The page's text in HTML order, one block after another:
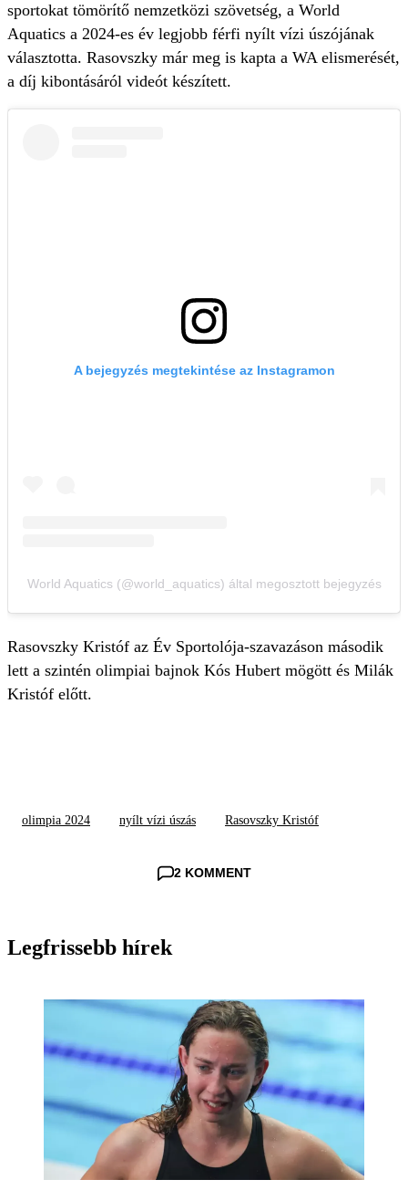
sportokat tömörítő nemzetközi szövetség, a World
Aquatics a 2024-es év legjobb férfi nyílt vízi úszójának
választotta. Rasovszky már meg is kapta a WA elismerését,
a díj kibontásáról videót készített.
A bejegyzés megtekintése az Instagramon
World Aquatics (@world_aquatics) által megosztott bejegyzés
Rasovszky Kristóf az Év Sportolója-szavazáson második
lett a szintén olimpiai bajnok Kós Hubert mögött és Milák
Kristóf előtt.
olimpia 2024 nyílt vízi úszás Rasovszky Kristóf
2 KOMMENT
Legfrissebb hírek